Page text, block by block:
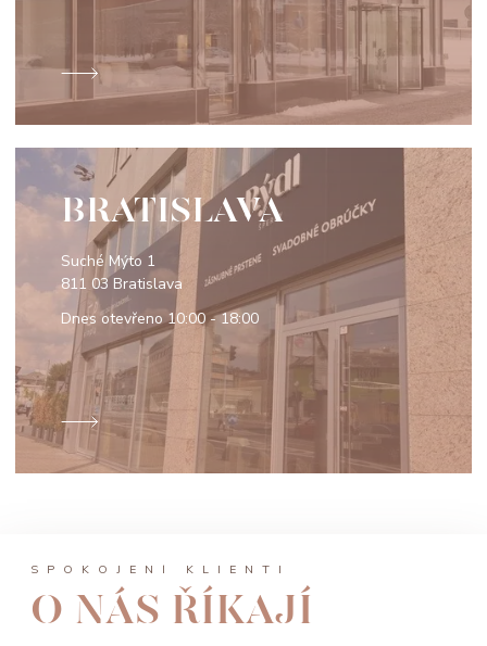
BRATISLAVA
Suché Mýto 1
811 03 Bratislava
Dnes otevřeno10:00 - 18:00
SPOKOJENÍ KLIENTI
O NÁS ŘÍKAJÍ